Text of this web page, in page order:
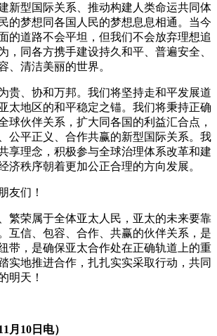
新型国际关系、推动构建人类命运共同体
的梦想同各国人民的梦想息息相通。当今
的道路不会平坦，但我们不会放弃理想追
，同各方携手建设持久和平、普遍安全、
、清洁美丽的世界。
贵、协和万邦。我们将坚持走和平发展道
太地区的和平稳定之锚。我们将秉持正确
球伙伴关系，扩大同各国的利益汇合点，
公平正义、合作共赢的新型国际关系。我
享理念，积极参与全球治理体系改革和建
济秩序朝着更加公正合理的方向发展。
友们！
繁荣属于全体亚太人民，亚太的未来要靠
互信、包容、合作、共赢的伙伴关系，是
带，是确保亚太合作处在正确轨道上的重
实地推进合作，扎扎实实采取行动，共同
明天！
月10日电）